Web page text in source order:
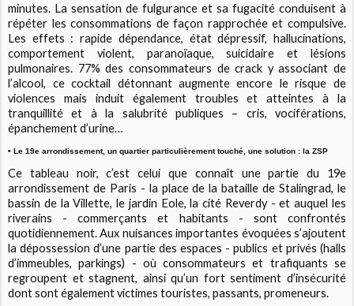
minutes. La sensation de fulgurance et sa fugacité conduisent à
répéter les consommations de façon rapprochée et compulsive.
Les effets : rapide dépendance, état dépressif, hallucinations,
comportement violent, paranoïaque, suicidaire et lésions
pulmonaires. 77% des consommateurs de crack y associant de
l’alcool, ce cocktail détonnant augmente encore le risque de
violences mais induit également troubles et atteintes à la
tranquillité et à la salubrité publiques – cris, vociférations,
épanchement d’urine…
• Le 19e arrondissement, un quartier particulièrement touché, une solution : la ZSP
Ce tableau noir, c’est celui que connaît une partie du 19e
arrondissement de Paris - la place de la bataille de Stalingrad, le
bassin de la Villette, le jardin Eole, la cité Reverdy - et auquel les
riverains - commerçants et habitants - sont confrontés
quotidiennement. Aux nuisances importantes évoquées s’ajoutent
la dépossession d’une partie des espaces - publics et privés (halls
d’immeubles, parkings) - où consommateurs et trafiquants se
regroupent et stagnent, ainsi qu’un fort sentiment d’insécurité
dont sont également victimes touristes, passants, promeneurs.